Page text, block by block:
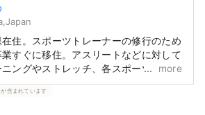
住。スポーツトレーナーの修行のため
すぐに移住。アスリートなどに対して
ニングやストレッチ、各スポーツのフォ
やチェックまた食事管理などをしてい
。その後、静岡県へ出向きを経て、
more
含まれています